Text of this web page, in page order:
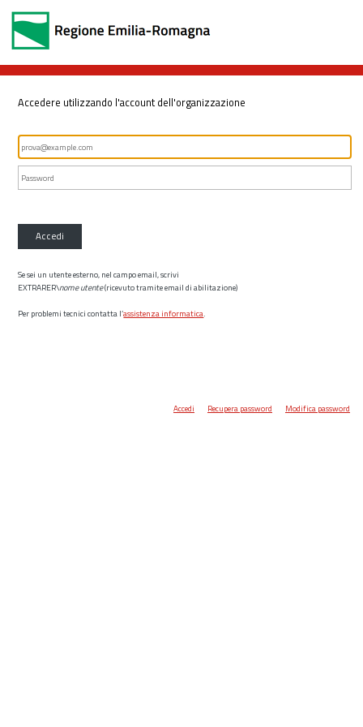
Accedere utilizzando l'account dell'organizzazione
Accedi
Se sei un utente esterno, nel campo email, scrivi
EXTRARER\nome utente(ricevuto tramite email di abilitazione)
Per problemi tecnici contatta l’assistenza informatica.
Accedi Recupera password Modifica password